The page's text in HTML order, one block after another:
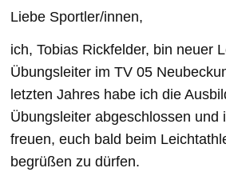
Liebe Sportler/innen,
ich, Tobias Rickfelder, bin neuer
Übungsleiter im TV 05
letzten Jahres habe ich die
Übungsleiter abgeschlossen und
freuen, euch bald beim
begrüßen zu dürfen.